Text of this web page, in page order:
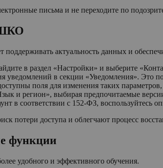
письма и не переходите по
актуальность данных и
в раздел «Настройки» и выберите
уведомлений в секции «Уведомления». Это
поля для изменения таких
и регион», выбирая предпочитаемые
в соответствии с 152-ФЗ,
потери доступа и облегчают процесс
функции
удобного и эффективного обучения.